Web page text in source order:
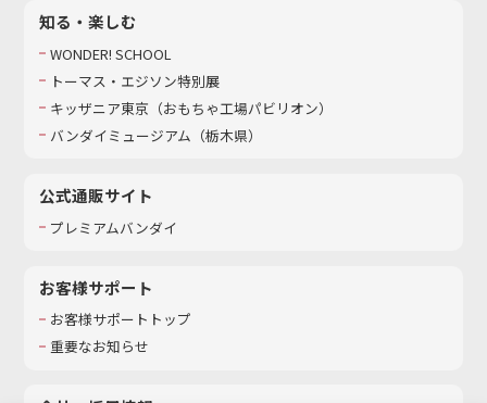
知る・楽しむ
WONDER! SCHOOL
トーマス・エジソン特別展
キッザニア東京（おもちゃ工場パビリオン）​
バンダイミュージアム（栃木県）
公式通販サイト
プレミアムバンダイ
お客様サポート
お客様サポートトップ
重要なお知らせ